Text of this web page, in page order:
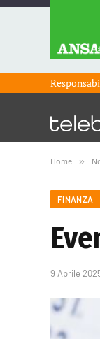
Home »
FINANZA
9 Aprile